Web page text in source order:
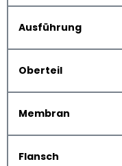
Ausführung
Oberteil
Membran
Flansch